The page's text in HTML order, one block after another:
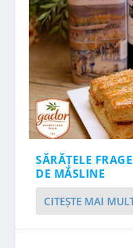
SĂRĂȚELE
DE MĂSLINE
CITEŞTE MAI